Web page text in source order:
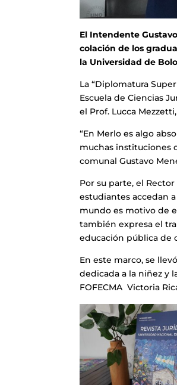
El Intendente
colación de los
la Universidad de
La “Diplomatura
Escuela de Ciencias
el Prof. Lucca
“En Merlo es algo
muchas instituciones
comunal Gustavo
Por su parte, el
estudiantes accedan
mundo es motivo de
también expresa el
educación pública de
En este marco, se
dedicada a la niñez y
FOFECMA Victoria